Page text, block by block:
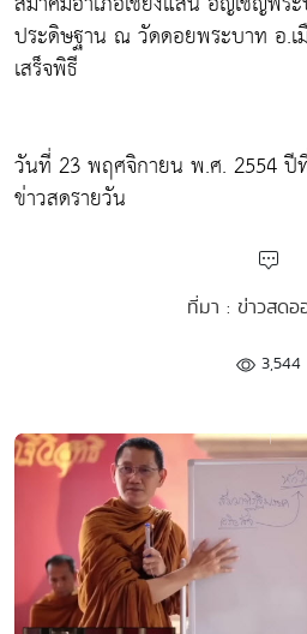
ประดิษฐาน ณ วัดดอยพระบาท อ.เ
เสร็จพิธี
วันที่ 23 พฤศจิกายน พ.ศ. 2554
ข่าวสดรายวัน
ที่มา : ข่าวสดอ
3,544